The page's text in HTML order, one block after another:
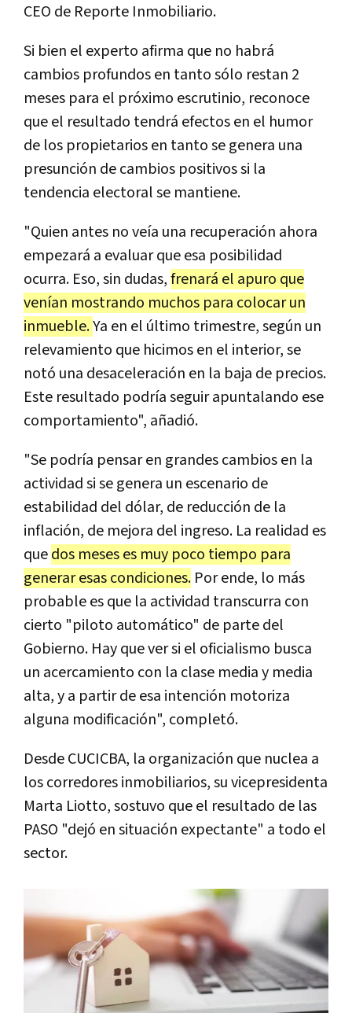
CEO de Reporte Inmobiliario.
Si bien el experto afirma que no habrá
cambios profundos en tanto sólo restan 2
meses para el próximo escrutinio, reconoce
que el resultado tendrá efectos en el humor
de los propietarios en tanto se genera una
presunción de cambios positivos si la
tendencia electoral se mantiene.
"Quien antes no veía una recuperación ahora
empezará a evaluar que esa posibilidad
ocurra. Eso, sin dudas,frenará el apuro que
venían mostrando muchos para colocar un
inmueble.Ya en el último trimestre, según un
relevamiento que hicimos en el interior, se
notó una desaceleración en la baja de precios.
Este resultado podría seguir apuntalando ese
comportamiento", añadió.
"Se podría pensar en grandes cambios en la
actividad si se genera un escenario de
estabilidad del dólar, de reducción de la
inflación, de mejora del ingreso. La realidad es
quedos meses es muy poco tiempo para
generar esas condiciones. Por ende, lo más
probable es que la actividad transcurra con
cierto "piloto automático" de parte del
Gobierno. Hay que ver si el oficialismo busca
un acercamiento con la clase media y media
alta, y a partir de esa intención motoriza
alguna modificación", completó.
Desde CUCICBA, la organización que nuclea a
los corredores inmobiliarios, su vicepresidenta
Marta Liotto, sostuvo que el resultado de las
PASO "dejó en situación expectante" a todo el
sector.